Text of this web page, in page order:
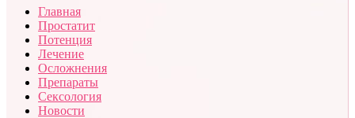
Главная
Простатит
Потенция
Лечение
Осложнения
Препараты
Сексология
Новости